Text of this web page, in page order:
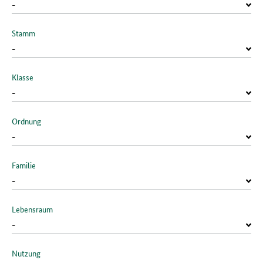
Stamm
Klasse
Ordnung
Familie
Lebensraum
Nutzung